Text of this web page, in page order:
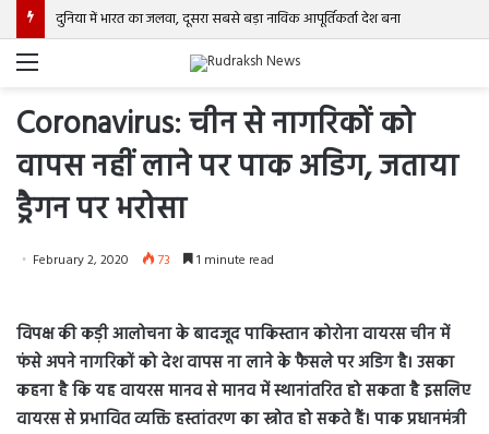
दुनिया में भारत का जलवा, दूसरा सबसे बड़ा नाविक आपूर्तिकर्ता देश बना
Menu
Coronavirus: चीन से नागरिकों को
वापस नहीं लाने पर पाक अडिग, जताया
ड्रैगन पर भरोसा
February 2, 2020 73 1 minute read
विपक्ष की कड़ी आलोचना के बादजूद पाकिस्तान कोरोना वायरस चीन में
फंसे अपने नागरिकों को देश वापस ना लाने के फैसले पर अडिग है। उसका
कहना है कि यह वायरस मानव से मानव में स्थानांतरित हो सकता है इसलिए
वायरस से प्रभावित व्यक्ति हस्तांतरण का स्त्रोत हो सकते हैं। पाक प्रधानमंत्री